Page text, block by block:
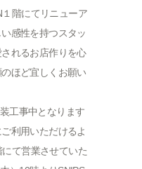
１階にてリニューア
感性を持つスタッ
れるお店作りを心
ほど宜しくお願い
工事中となります
利用いただけるよ
にて営業させていた